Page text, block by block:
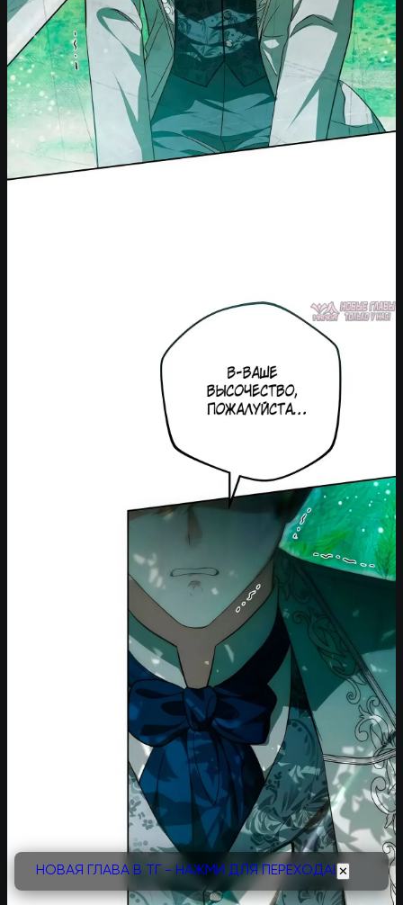
НОВАЯ ГЛАВА В ТГ - НАЖМИ ДЛЯ ПЕРЕХОДА! ✕